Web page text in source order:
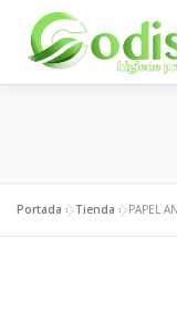
contenido
ÁREA CLIENTES
Portada »Tienda »PAPEL